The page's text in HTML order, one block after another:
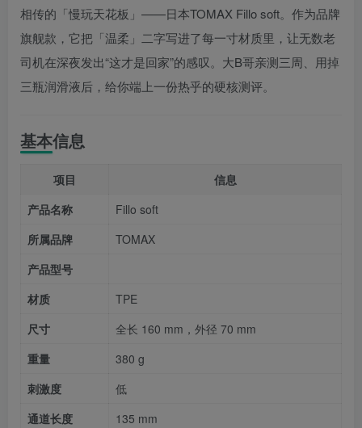
相传的「慢玩天花板」——日本TOMAX Fillo soft。作为品牌
旗舰款，它把「温柔」二字写进了每一寸材质里，让无数老
司机在深夜发出“这才是回家”的感叹。大B哥亲测三周、用掉
三瓶润滑液后，给你端上一份热乎的硬核测评。
基本信息
项目
信息
产品名称
Fillo soft
所属品牌
TOMAX
产品型号
材质
TPE
尺寸
全长 160 mm，外径 70 mm
重量
380 g
刺激度
低
通道长度
135 mm